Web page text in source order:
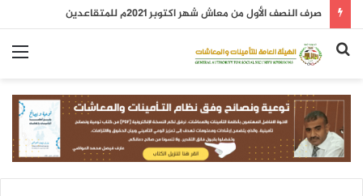
صرف النصف الأول من معاش شهر اكتوبر 2021م للمتقاعدين
بحث